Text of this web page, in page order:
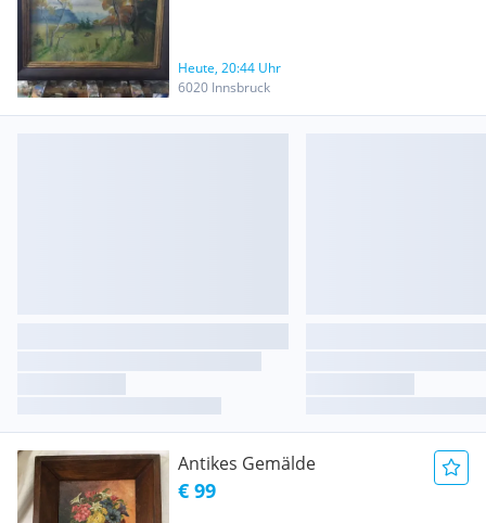
Heute, 20:44 Uhr
6020 Innsbruck
Antikes Gemälde
€ 99